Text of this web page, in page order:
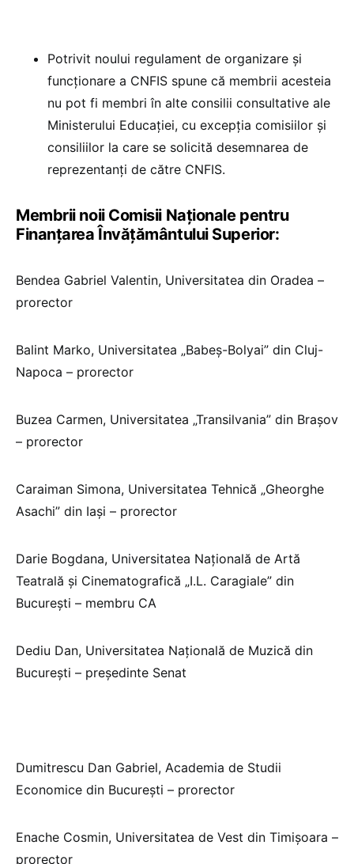
Potrivit noului regulament de organizare și
funcționare a CNFIS spune că membrii acesteia
nu pot fi membri în alte consilii consultative ale
Ministerului Educației, cu excepția comisiilor și
consiliilor la care se solicită desemnarea de
reprezentanți de către CNFIS.
Membrii noii Comisii Naționale pentru
Finanțarea Învățământului Superior:
Bendea Gabriel Valentin, Universitatea din Oradea –
prorector
Balint Marko, Universitatea „Babeș-Bolyai” din Cluj-
Napoca – prorector
Buzea Carmen, Universitatea „Transilvania” din Brașov
– prorector
Caraiman Simona, Universitatea Tehnică „Gheorghe
Asachi” din Iași – prorector
Darie Bogdana, Universitatea Națională de Artă
Teatrală și Cinematografică „I.L. Caragiale” din
București – membru CA
Dediu Dan, Universitatea Națională de Muzică din
București – președinte Senat
Dumitrescu Dan Gabriel, Academia de Studii
Economice din București – prorector
Enache Cosmin, Universitatea de Vest din Timișoara –
prorector